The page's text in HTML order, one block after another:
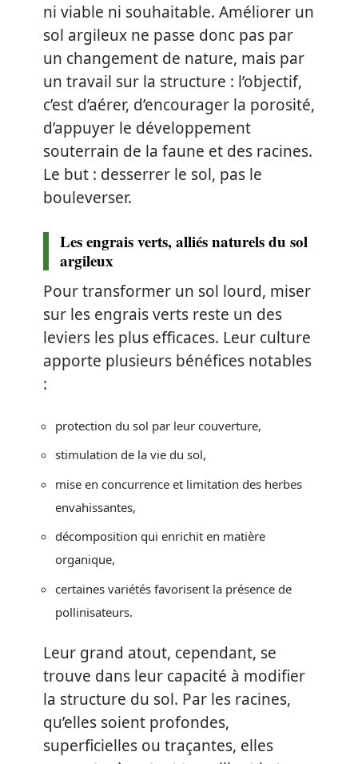
ni viable ni souhaitable. Améliorer un
sol argileux ne passe donc pas par
un changement de nature, mais par
un travail sur la structure : l’objectif,
c’est d’aérer, d’encourager la porosité,
d’appuyer le développement
souterrain de la faune et des racines.
Le but : desserrer le sol, pas le
bouleverser.
Les engrais verts, alliés naturels du sol
argileux
Pour transformer un sol lourd, miser
sur les engrais verts reste un des
leviers les plus efficaces. Leur culture
apporte plusieurs bénéfices notables
:
protection du sol par leur couverture,
stimulation de la vie du sol,
mise en concurrence et limitation des herbes
envahissantes,
décomposition qui enrichit en matière
organique,
certaines variétés favorisent la présence de
pollinisateurs.
Leur grand atout, cependant, se
trouve dans leur capacité à modifier
la structure du sol. Par les racines,
qu’elles soient profondes,
superficielles ou traçantes, elles